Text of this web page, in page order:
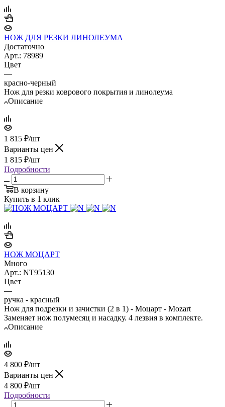
НОЖ ДЛЯ РЕЗКИ ЛИНОЛЕУМА
Достаточно
Арт.: 78989
Цвет
—
красно-черный
Нож для резки коврового покрытия и линолеума
Описание
1 815 ₽/шт
Варианты цен
1 815 ₽/шт
Подробности
В корзину
Купить в 1 клик
НОЖ МОЦАРТ
Много
Арт.: NT95130
Цвет
—
ручка - красный
Нож для подрезки и зачистки (2 в 1) - Моцарт - Mozart
Заменяет нож полумесяц и насадку. 4 лезвия в комплекте.
Описание
4 800 ₽/шт
Варианты цен
4 800 ₽/шт
Подробности